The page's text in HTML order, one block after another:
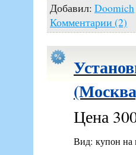
Добавил: Doomich
Комментарии (2)
Цена
Вид: купон